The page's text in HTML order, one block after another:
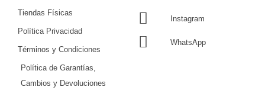
Tiendas Físicas
Política Privacidad
Términos y Condiciones
Política de Garantías,
Cambios y Devoluciones
Instagram
WhatsApp